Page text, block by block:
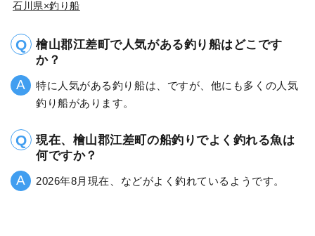
石川県×釣り船
檜山郡江差町で人気がある釣り船はどこです
か？
特に人気がある釣り船は、ですが、他にも多くの人気
釣り船があります。
現在、檜山郡江差町の船釣りでよく釣れる魚は
何ですか？
2026年8月現在、などがよく釣れているようです。